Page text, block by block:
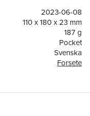
den femte
fortsätter att gäcka
2023-06-08
110 x 180 x 23 mm
187 g
Pocket
Svenska
Forsete
Miroslav Sokcic